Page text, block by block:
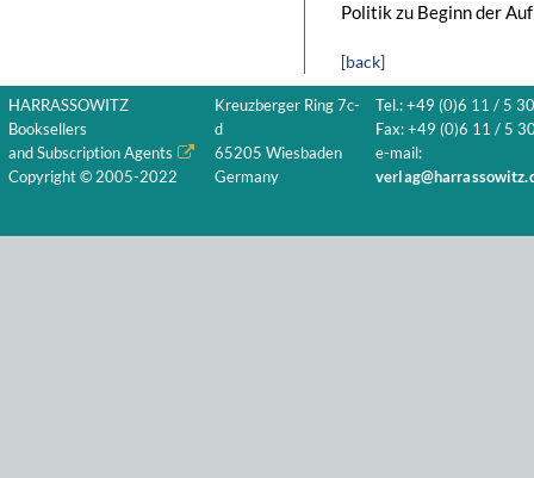
Politik zu Beginn der
[back]
HARRASSOWITZ
Booksellers
and Subscription Agents
Copyright © 2005-2022
Kreuzberger Ring 7c-
d
65205 Wiesbaden
Germany
Tel.: +49 (0)6 11 / 5
Fax: +49 (0)6 11 / 5
e-mail: